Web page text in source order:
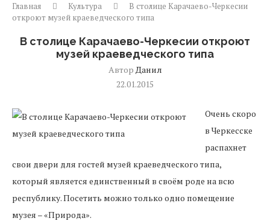
Главная Культура
В столице Карачаево-Черкесии
откроют музей краеведческого типа
В столице Карачаево-Черкесии откроют
музей краеведческого типа
Автор Данил
22.01.2015
Очень скоро
в Черкесске
распахнет
свои двери для гостей музей краеведческого типа,
который является единственный в своём роде на всю
республику. Посетить можно только одно помещение
музея – «Природа».